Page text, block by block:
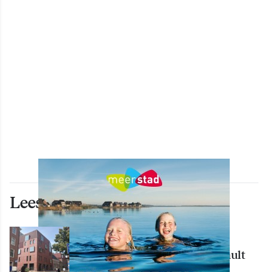
Lees ook deze artikelen
WONEN
Nieuw creatief centrum Tumult